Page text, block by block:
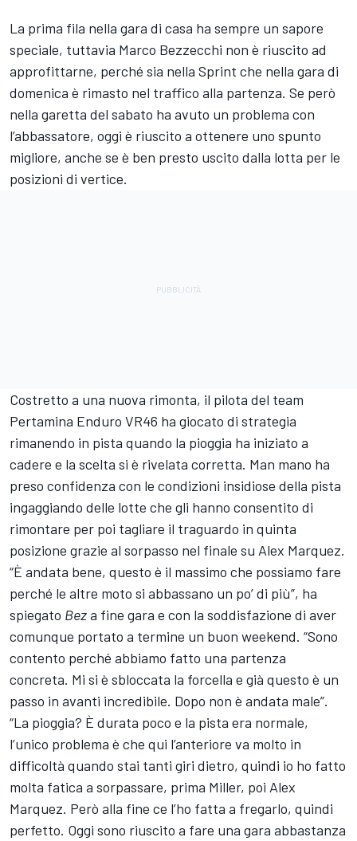
La prima fila nella gara di casa ha sempre un sapore
speciale, tuttavia Marco Bezzecchi non è riuscito ad
approfittarne, perché sia nella Sprint che nella gara di
domenica è rimasto nel traffico alla partenza. Se però
nella garetta del sabato ha avuto un problema con
l’abbassatore, oggi è riuscito a ottenere uno spunto
migliore, anche se è ben presto uscito dalla lotta per le
posizioni di vertice.
Costretto a una nuova rimonta, il pilota del team
Pertamina Enduro VR46 ha giocato di strategia
rimanendo in pista quando la pioggia ha iniziato a
cadere e la scelta si è rivelata corretta. Man mano ha
preso confidenza con le condizioni insidiose della pista
ingaggiando delle lotte che gli hanno consentito di
rimontare per poi tagliare il traguardo in quinta
posizione grazie al sorpasso nel finale su Alex Marquez.
“È andata bene, questo è il massimo che possiamo fare
perché le altre moto si abbassano un po’ di più”, ha
spiegato Beza fine gara e con la soddisfazione di aver
comunque portato a termine un buon weekend. “Sono
contento perché abbiamo fatto una partenza
concreta. Mi si è sbloccata la forcella e già questo è un
passo in avanti incredibile. Dopo non è andata male”.
“La pioggia? È durata poco e la pista era normale,
l’unico problema è che qui l’anteriore va molto in
difficoltà quando stai tanti giri dietro, quindi io ho fatto
molta fatica a sorpassare, prima Miller, poi Alex
Marquez. Però alla fine ce l’ho fatta a fregarlo, quindi
perfetto. Oggi sono riuscito a fare una gara abbastanza